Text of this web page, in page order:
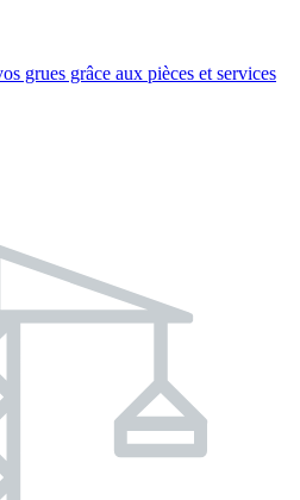
grues grâce aux pièces et services